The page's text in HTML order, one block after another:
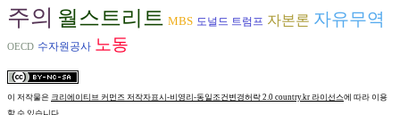
주의 월스트리트 MBS 도널드 트럼프 자본론 자유무역
OECD 수자원공사 노동
이 저작물은 크리에이티브 커먼즈 저작자표시-비영리-동일조건변경허락 2.0 country.kr 라이선스에 따라 이용
할 수 있습니다.